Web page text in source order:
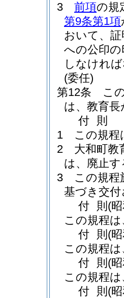
3
前項の規
第9条第1項
おいて、
への公印
しなけれ
(委任)
第12条
こ
は、教育
付 則
1
この規程
2
大和町教
は、廃止す
3
この規程
基づき交
付 則 (
この規程
付 則 (
この規程
付 則 (
この規程
付 則 (